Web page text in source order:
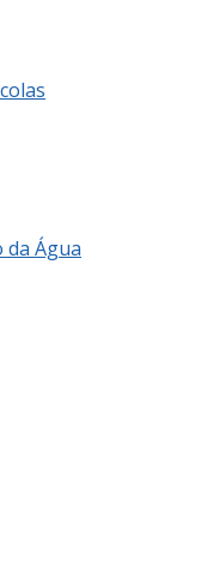
Água